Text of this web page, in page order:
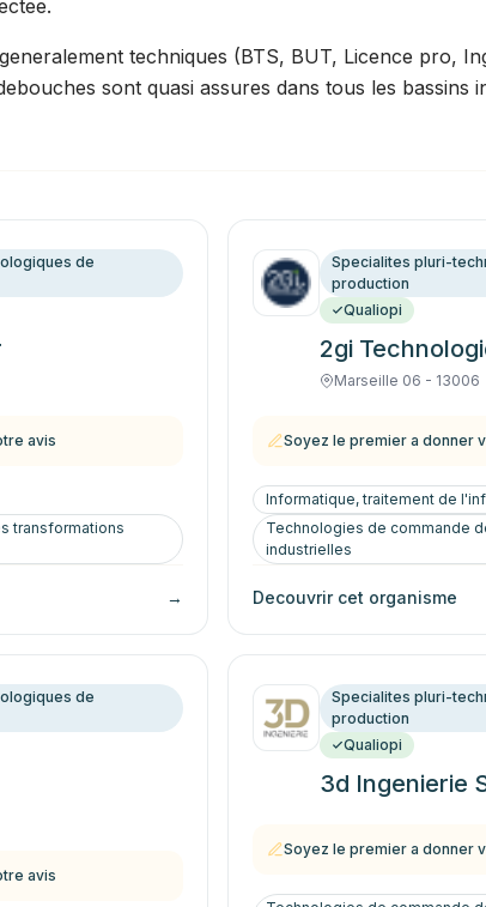
techniques (BTS, BUT, Licence pro,
sont quasi assures dans tous les
de
avis
transformations
→
Specialites pluri-
production
Qualiopi
2gi
Marseille 06 - 13006
Soyez le premier a donner
Informatique, traitement de
Technologies de commande
industrielles
Decouvrir cet organisme
de
avis
Specialites pluri-
production
Qualiopi
3d Ingenierie
Soyez le premier a donner